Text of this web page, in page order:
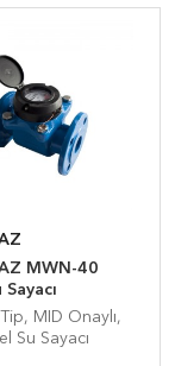
MWN-40
MID Onaylı,
Su Sayacı